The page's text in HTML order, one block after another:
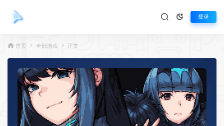
登录
首页 全部游戏 正文